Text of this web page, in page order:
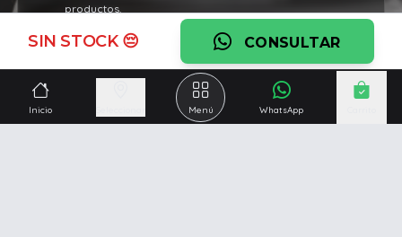
SIN STOCK 😔 CONSULTAR
productos.
Ver garantía
¿Necesitás una mano?
Ascesoramiento personalizado, servicio técnico y
Inicio Menú WhatsApp